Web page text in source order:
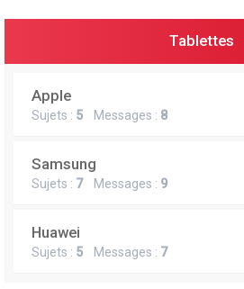
Tablettes
Apple
Sujets : 5 Messages : 8
Samsung
Sujets : 7Messages : 9
Huawei
Sujets : 5 Messages : 7